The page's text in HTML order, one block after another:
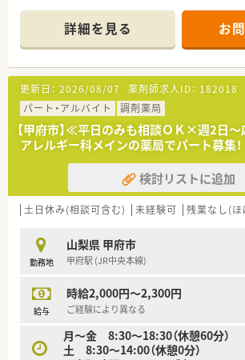
をします
◎一人ひとりに合わせたキャリアプランが
仕事を任せてもらえる会社です
詳細を見る お
更新日： 2026/08/07 薬剤師求人ID： 182018
パート・アルバイト
調剤薬局
【甲府市】≪平日のみも相談ＯＫ×週2日～
アレルギー科メインの薬局でパート募集！
検討リストに追加
土日休み(相談可含む) 未経験可 残業なし(
勤務地
山梨県 甲府市
甲府駅 (JR中央本線)
給与
時給2,000円～2,300円
ご経験により異なる
月～金 8:30～18:30（休憩60分）
土 8:30～14:00（休憩0分）